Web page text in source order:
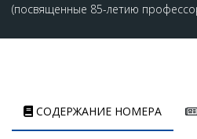
(посвященные 85-летию
СОДЕРЖАНИЕ НОМЕРА